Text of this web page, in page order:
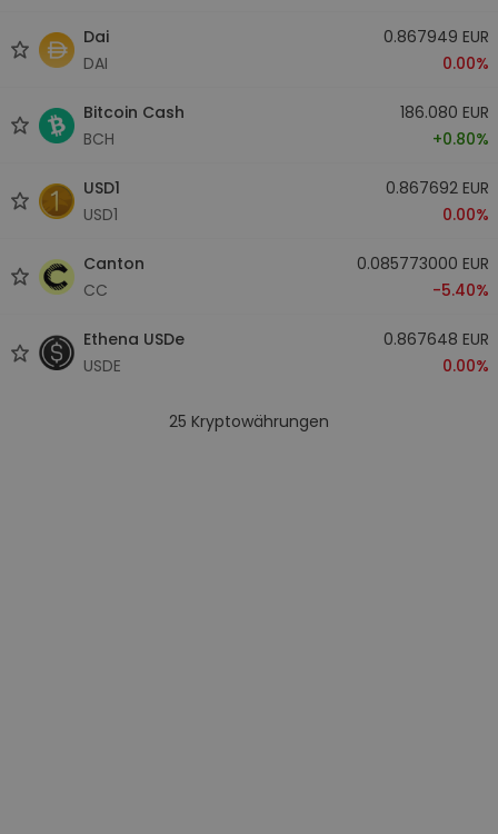
Dai
DAI
0.867949 EUR
0.00%
Bitcoin Cash
BCH
186.080 EUR
+0.80%
USD1
USD1
0.867692 EUR
0.00%
Canton
CC
0.085773000 EUR
-5.40%
Ethena USDe
USDE
0.867648 EUR
0.00%
25 Kryptowährungen